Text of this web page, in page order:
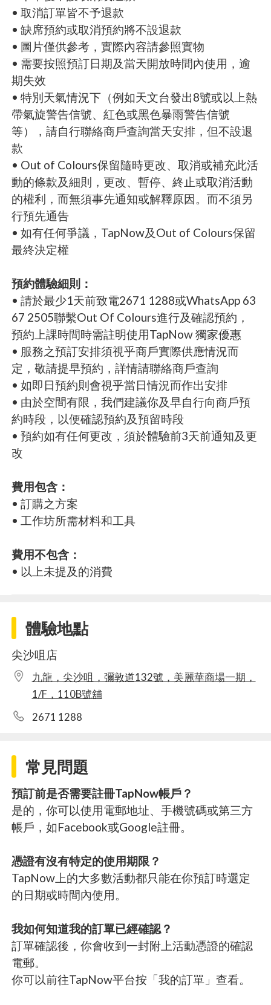
• 取消訂單皆不予退款
• 缺席預約或取消預約將不設退款
• 圖片僅供參考，實際內容請參照實物
• 需要按照預訂日期及當天開放時間內使用，逾
期失效
• 特別天氣情況下（例如天文台發出8號或以上熱
帶氣旋警告信號、紅色或黑色暴雨警告信號
等），請自行聯絡商戶查詢當天安排，但不設退
款
• Out of Colours保留隨時更改、取消或補充此活
動的條款及細則，更改、暫停、終止或取消活動
的權利，而無須事先通知或解釋原因。而不須另
行預先通告
• 如有任何爭議，TapNow及Out of Colours保留
最終決定權
預約體驗細則：
• 請於最少1天前致電2671 1288或WhatsApp 63
67 2505聯繫Out Of Colours進行及確認預約，
預約上課時間時需註明使用TapNow 獨家優惠
• 服務之預訂安排須視乎商戶實際供應情況而
定，敬請提早預約，詳情請聯絡商戶查詢
• 如即日預約則會視乎當日情況而作出安排
• 由於空間有限，我們建議你及早自行向商戶預
約時段，以便確認預約及預留時段
• 預約如有任何更改，須於體驗前3天前通知及更
改
費用包含：
• 訂購之方案
• 工作坊所需材料和工具
費用不包含：
• 以上未提及的消費
體驗地點
尖沙咀店
九龍，尖沙咀，彌敦道132號，美麗華商場一期，
1/F，110B號舖
2671 1288
常見問題
預訂前是否需要註冊TapNow帳戶？
是的，你可以使用電郵地址、手機號碼或第三方
帳戶，如Facebook或Google註冊。
憑證有沒有特定的使用期限？
TapNow上的大多數活動都只能在你預訂時選定
的日期或時間內使用。
我如何知道我的訂單已經確認？
訂單確認後，你會收到一封附上活動憑證的確認
電郵。
你可以前往TapNow平台按「我的訂單」查看。